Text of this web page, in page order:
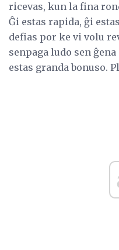
ricevas, kun la fina
Ĝi estas rapida, ĝi
defias por ke vi volu
senpaga ludo sen
estas granda bonuso.